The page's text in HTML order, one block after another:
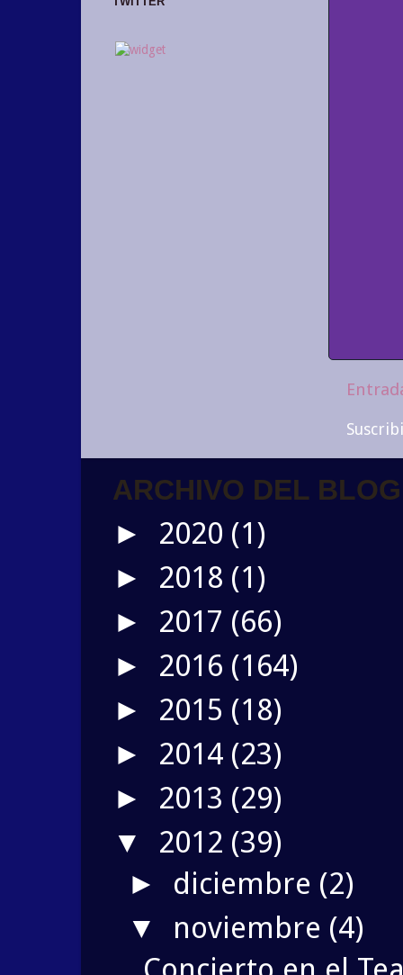
ARCHIVO DEL BLOG
► 2020 (1)
► 2018 (1)
► 2017 (66)
► 2016 (164)
► 2015 (18)
► 2014 (23)
► 2013 (29)
▼ 2012 (39)
► diciembre (2)
▼ noviembre (4)